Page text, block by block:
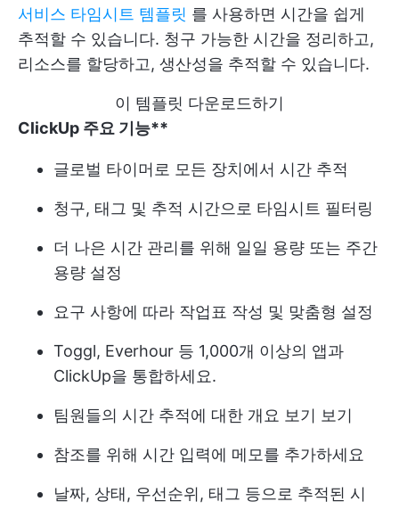
서비스 타임시트 템플릿 를 사용하면 시간을 쉽게
추적할 수 있습니다. 청구 가능한 시간을 정리하고,
리소스를 할당하고, 생산성을 추적할 수 있습니다.
이 템플릿 다운로드하기
ClickUp 주요 기능**
글로벌 타이머로 모든 장치에서 시간 추적
청구, 태그 및 추적 시간으로 타임시트 필터링
더 나은 시간 관리를 위해 일일 용량 또는 주간
용량 설정
요구 사항에 따라 작업표 작성 및 맞춤형 설정
Toggl, Everhour 등 1,000개 이상의 앱과
ClickUp을 통합하세요.
팀원들의 시간 추적에 대한 개요 보기 보기
참조를 위해 시간 입력에 메모를 추가하세요
날짜, 상태, 우선순위, 태그 등으로 추적된 시